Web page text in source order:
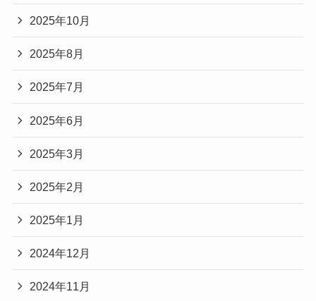
2025年10月
2025年8月
2025年7月
2025年6月
2025年3月
2025年2月
2025年1月
2024年12月
2024年11月